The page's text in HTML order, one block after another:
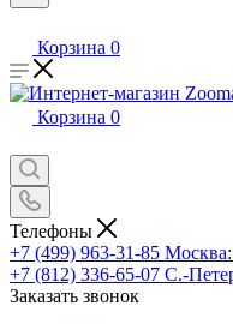
Корзина 0
Корзина 0
Телефоны
+7 (499) 963-31-85
+7 (812) 336-65-07 С.-
Заказать звонок